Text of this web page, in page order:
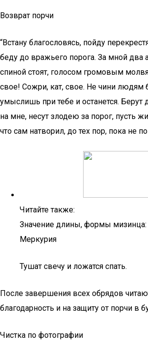
Возврат порчи
“Встану благословясь, пойду
беду до вражьего порога. За мной два
спиной стоят, голосом громовым
свое! Сожри, кат, свое. Не чини людям
умыслишь при тебе и останется. Берут
на мне, несут злодею за порог, пусть
что сам натворил, до тех пор, пока не
Читайте также:
Значение длины, формы мизинца:
Меркурия
Тушат свечу и ложатся спать.
После завершения всех обрядов
благодарность и на защиту от порчи в
Чистка по фотографии